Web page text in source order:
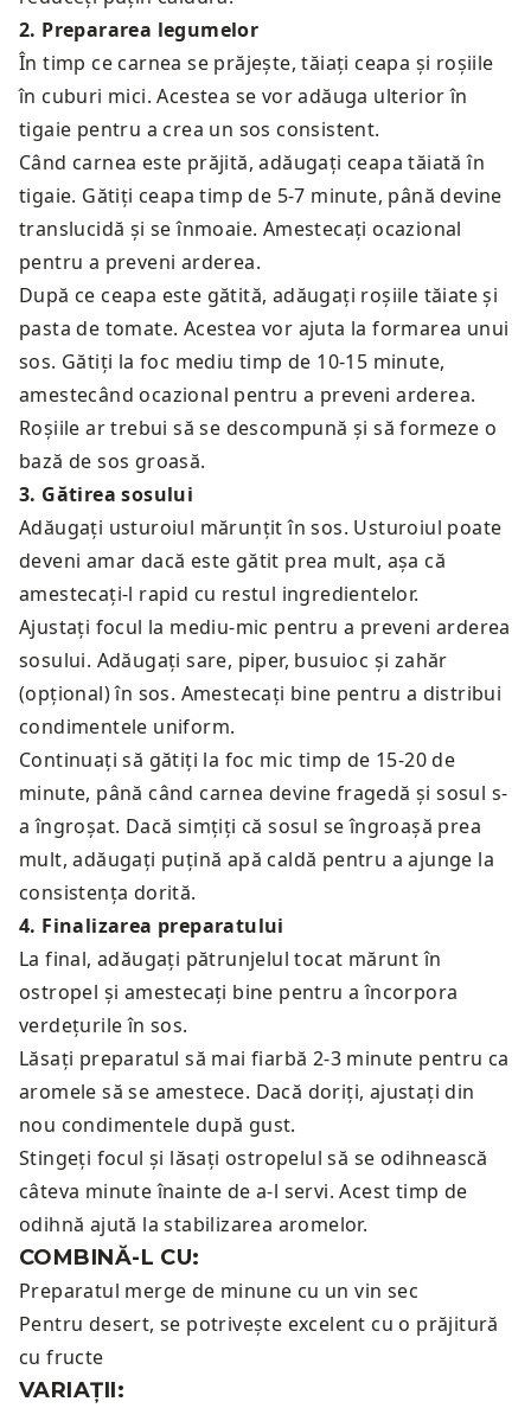
2. Prepararea legumelor
În timp ce carnea se prăjește, tăiați ceapa și roșiile
în cuburi mici. Acestea se vor adăuga ulterior în
tigaie pentru a crea un sos consistent.
Când carnea este prăjită, adăugați ceapa tăiată în
tigaie. Gătiți ceapa timp de 5-7 minute, până devine
translucidă și se înmoaie. Amestecați ocazional
pentru a preveni arderea.
După ce ceapa este gătită, adăugați roșiile tăiate și
pasta de tomate. Acestea vor ajuta la formarea unui
sos. Gătiți la foc mediu timp de 10-15 minute,
amestecând ocazional pentru a preveni arderea.
Roșiile ar trebui să se descompună și să formeze o
bază de sos groasă.
3. Gătirea sosului
Adăugați usturoiul mărunțit în sos. Usturoiul poate
deveni amar dacă este gătit prea mult, așa că
amestecați-l rapid cu restul ingredientelor.
Ajustați focul la mediu-mic pentru a preveni arderea
sosului. Adăugați sare, piper, busuioc și zahăr
(opțional) în sos. Amestecați bine pentru a distribui
condimentele uniform.
Continuați să gătiți la foc mic timp de 15-20 de
minute, până când carnea devine fragedă și sosul s-
a îngroșat. Dacă simțiți că sosul se îngroașă prea
mult, adăugați puțină apă caldă pentru a ajunge la
consistența dorită.
4. Finalizarea preparatului
La final, adăugați pătrunjelul tocat mărunt în
ostropel și amestecați bine pentru a încorpora
verdețurile în sos.
Lăsați preparatul să mai fiarbă 2-3 minute pentru ca
aromele să se amestece. Dacă doriți, ajustați din
nou condimentele după gust.
Stingeți focul și lăsați ostropelul să se odihnească
câteva minute înainte de a-l servi. Acest timp de
odihnă ajută la stabilizarea aromelor.
COMBINĂ-L CU:
Preparatul merge de minune cu un vin sec
Pentru desert, se potrivește excelent cu o prăjitură
cu fructe
VARIAȚII: